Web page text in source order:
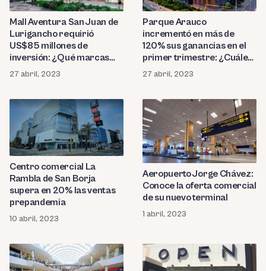
Mall Aventura San Juan de
Lurigancho requirió
US$85 millones de
inversión: ¿Qué marcas
albergará?
27 abril, 2023
Parque Arauco
incrementó en más de
120% sus ganancias en el
primer trimestre: ¿Cuáles
son sus planes?
27 abril, 2023
Centro comercial La
Rambla de San Borja
supera en 20% las ventas
prepandemia
10 abril, 2023
Aeropuerto Jorge Chávez:
Conoce la oferta comercial
de su nuevo terminal
1 abril, 2023